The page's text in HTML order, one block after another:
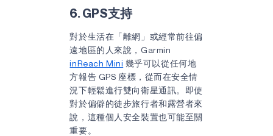
6. GPS支持
對於生活在「離網」或經常前往偏
遠地區的人來說，Garmin
inReach Mini 幾乎可以從任何地
方報告 GPS 座標，從而在安全情
況下輕鬆進行雙向衛星通訊。即使
對於偏僻的徒步旅行者和露營者來
說，這種個人安全裝置也可能至關
重要。